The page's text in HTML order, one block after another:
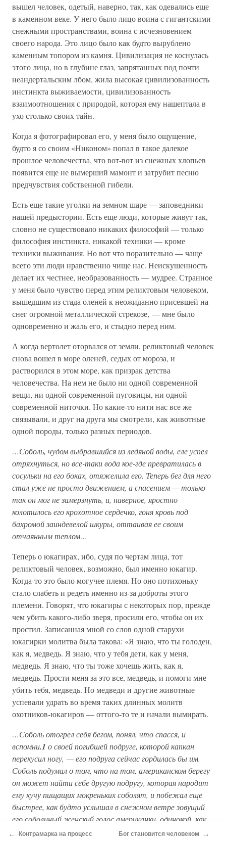
вышел человек, одетый, наверно, так, как одевались еще
в каменном веке. У него было лицо воина с гигантскими
снежными пространствами, воина с исчезновением
своего народа. Это лицо было как будто вырублено
каменным топором из камня. Цивилизация не коснулась
этого лица, но в глубине глаз, запрятанных под почти
неандертальским лбом, жила высокая цивилизованность
инстинкта выживаемости, цивилизованность
взаимоотношения с природой, которая ему нашептала в
ухо столько своих тайн.
Когда я фотографировал его, у меня было ощущение,
будто я со своим «Никоном» попал в такое далекое
прошлое человечества, что вот-вот из снежных хлопьев
появится еще не вымерший мамонт и затрубит песню
предчувствия собственной гибели.
Есть еще такие уголки на земном шаре — заповедники
нашей предыстории. Есть еще люди, которые живут так,
словно не существовало никаких философий — только
философия инстинкта, никакой техники — кроме
техники выживания. Но вот что поразительно — чаще
всего эти люди нравственно чище нас. Неискушенность
делает их честнее, необразованность — мудрее. Странное
у меня было чувство перед этим реликтовым человеком,
вышедшим из стада оленей к неожиданно присевшей на
снег огромной металлической стрекозе, — мне было
одновременно и жаль его, и стыдно перед ним.
А когда вертолет оторвался от земли, реликтовый человек
снова вошел в море оленей, седых от мороза, и
растворился в этом море, как призрак детства
человечества. На нем не было ни одной современной
вещи, ни одной современной пуговицы, ни одной
современной ниточки. Но какие-то нити нас все же
связывали, и друг на друга мы смотрели, как животные
одной породы, только разных периодов.
…Соболь, чудом выбравшийся из ледяной воды, еле успел
отряхнуться, но все-таки вода кое-где превратилась в
сосульки на его боках, отяжелила его. Теперь бег для него
стал уже не просто движением, а спасением — только
так он мог не замерзнуть, и, наверное, яростно
колотилось его крохотное сердечко, гоня кровь под
бахромой заиндевелой шкуры, оттаивая ее своим
отчаянным теплом…
Теперь о юкагирах, ибо, судя по чертам лица, тот
реликтовый человек, возможно, был именно юкагир.
Когда-то это было могучее племя. Но оно потихоньку
стало слабеть и редеть именно из-за доброты этого
племени. Говорят, что юкагиры с некоторых пор, прежде
чем убить какого-либо зверя, просили его, чтобы он их
простил. Записанная мной со слов одной старухи
юкагирки молитва была такова: «Я знаю, что ты голоден,
как я, медведь. Я знаю, что у тебя дети, как у меня,
медведь. Я знаю, что ты тоже хочешь жить, как я,
медведь. Прости меня за это все, медведь, и помоги мне
убить тебя, медведь. Но медведи и другие животные
успевали удрать во время таких длинных молитв
охотников-юкагиров — оттого-то те и начали вымирать.
…Соболь отогрел себя бегом, понял, что спасся, и
вспомни.1 о своей погибшей подруге, которой капкан
перекусил ногу, — его подруга сейчас гордилась бы им.
Соболь подумал о том, что на том, американском берегу
он может найти себе другую подругу, которая народит
ему кучу пищащих мокреньких соболят, и побежал еще
быстрее, как будто услышал в снежном ветре зовущий
его соболиный женский голос американки, одинокой, как
он, ибо в глаз ее жениха, чтобы не испортить шкуру,
← Контрамарка на процесс Бог становится человеком →